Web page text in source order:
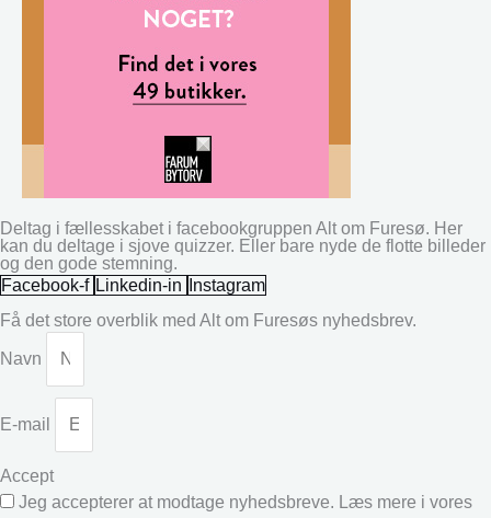
Deltag i fællesskabet i facebookgruppen Alt om Furesø. Her
kan du deltage i sjove quizzer. Eller bare nyde de flotte billeder
og den gode stemning.
Facebook-f Linkedin-in
Instagram
Få det store overblik med Alt om Furesøs nyhedsbrev.
Navn
E-mail
Accept
Jeg accepterer at modtage nyhedsbreve. Læs mere i vores